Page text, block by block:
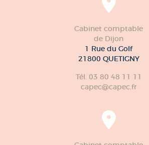
Cabinet comptable
de Dijon
1 Rue du Golf
21800 QUETIGNY
Tél. 03 80 48 11 11
capec@capec.fr